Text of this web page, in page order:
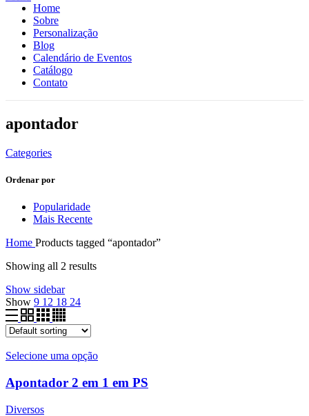
Home
Sobre
Personalização
Blog
Calendário de Eventos
Catálogo
Contato
apontador
Categories
Ordenar por
Popularidade
Mais Recente
Home Products tagged “apontador”
Showing all 2 results
Show sidebar
Show 9 12 18 24
Selecione uma opção
Apontador 2 em 1 em PS
Diversos